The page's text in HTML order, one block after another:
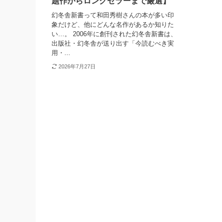
幻冬舎新書って和田秀樹さんの本が多い印
象だけど、他にどんな名作があるか知りた
い…。 2006年に創刊された幻冬舎新書は、
出版社・幻冬舎が送り出す「今読むべき実
用・...
2026年7月27日